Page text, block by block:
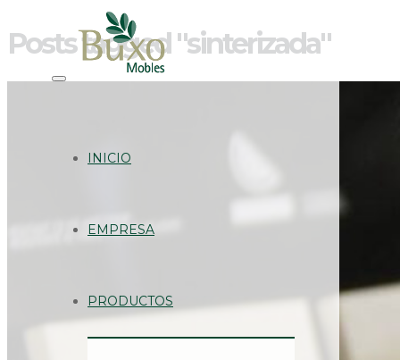
INICIO
EMPRESA
PRODUCTOS
Posts tagged "sinterizada"